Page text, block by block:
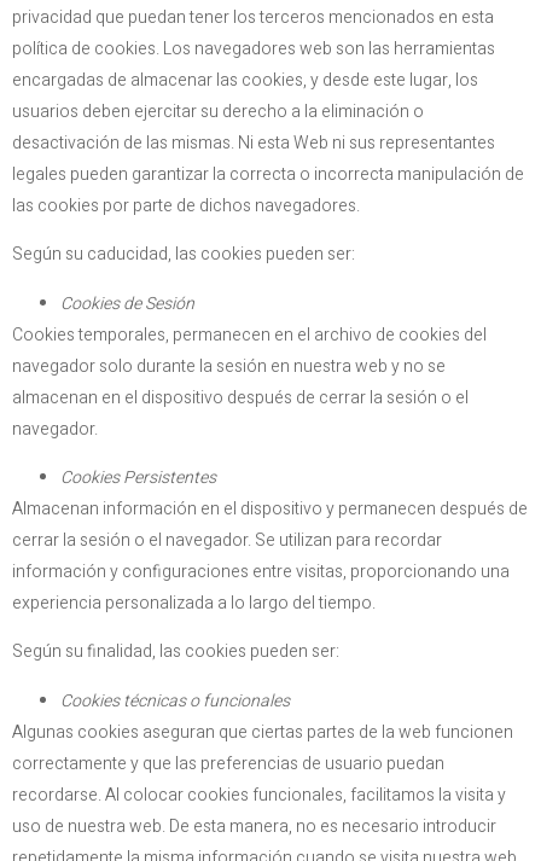
privacidad que puedan tener los terceros mencionados en esta
política de cookies. Los navegadores web son las herramientas
encargadas de almacenar las cookies, y desde este lugar, los
usuarios deben ejercitar su derecho a la eliminación o
desactivación de las mismas. Ni esta Web ni sus representantes
legales pueden garantizar la correcta o incorrecta manipulación de
las cookies por parte de dichos navegadores.
Según su caducidad, las cookies pueden ser:
Cookies de Sesión
Cookies temporales, permanecen en el archivo de cookies del
navegador solo durante la sesión en nuestra web y no se
almacenan en el dispositivo después de cerrar la sesión o el
navegador.
Cookies Persistentes
Almacenan información en el dispositivo y permanecen después de
cerrar la sesión o el navegador. Se utilizan para recordar
información y configuraciones entre visitas, proporcionando una
experiencia personalizada a lo largo del tiempo.
Según su finalidad, las cookies pueden ser:
Cookies técnicas o funcionales
Algunas cookies aseguran que ciertas partes de la web funcionen
correctamente y que las preferencias de usuario puedan
recordarse. Al colocar cookies funcionales, facilitamos la visita y
uso de nuestra web. De esta manera, no es necesario introducir